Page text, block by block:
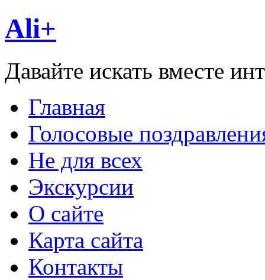
Ali+
Давайте искать вместе
Главная
Голосовые
Не для всех
Экскурсии
О сайте
Карта сайта
Контакты